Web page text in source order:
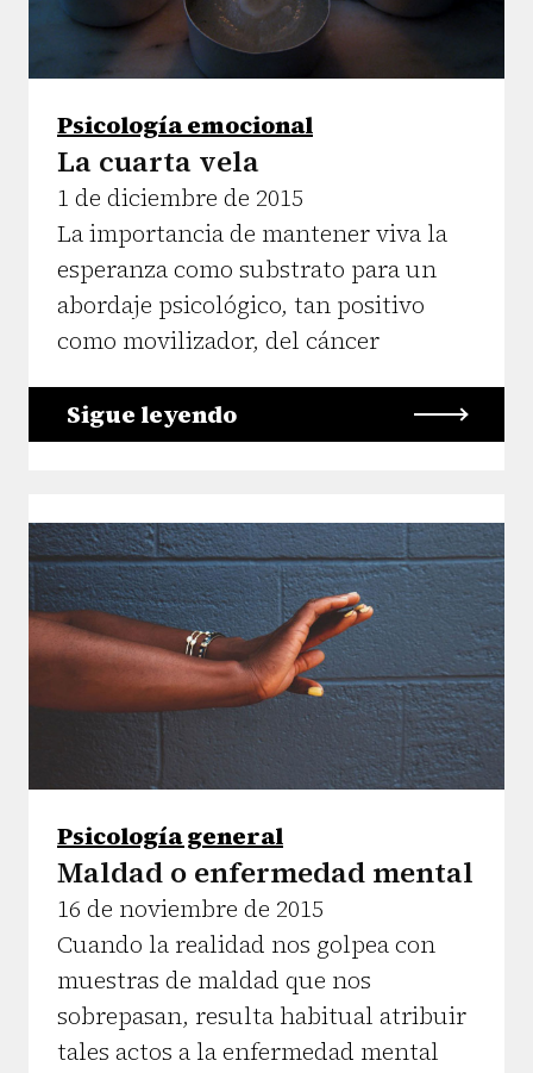
Psicología emocional
La cuarta vela
1 de diciembre de 2015
La importancia de mantener viva la
esperanza como substrato para un
abordaje psicológico, tan positivo
como movilizador, del cáncer
Sigue leyendo
Psicología general
Maldad o enfermedad mental
16 de noviembre de 2015
Cuando la realidad nos golpea con
muestras de maldad que nos
sobrepasan, resulta habitual atribuir
tales actos a la enfermedad mental